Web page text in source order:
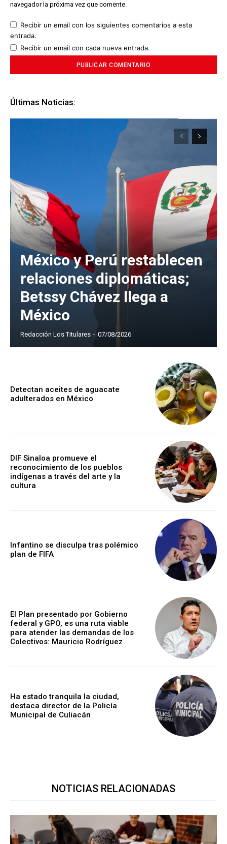
navegador la próxima vez que comente.
Recibir un email con los siguientes comentarios a esta
entrada.
Recibir un email con cada nueva entrada.
Últimas Noticias:
México y Perú restablecen
relaciones diplomáticas;
Betssy Chávez llega a
México
Redacción Los Titulares - 07/08/2026
Detectan aceites de aguacate
adulterados en México
DIF Sinaloa promueve el
reconocimiento de los pueblos
indígenas a través del arte y la
cultura
Infantino se disculpa tras polémico
plan de FIFA
El Plan presentado por Gobierno
federal y GPO, es una ruta viable
para atender las demandas de los
Colectivos: Mauricio Rodríguez
Ha estado tranquila la ciudad,
destaca director de la Policía
Municipal de Culiacán
NOTICIAS RELACIONADAS